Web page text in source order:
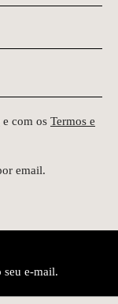
e com os Termos e
email.
seu e-mail.